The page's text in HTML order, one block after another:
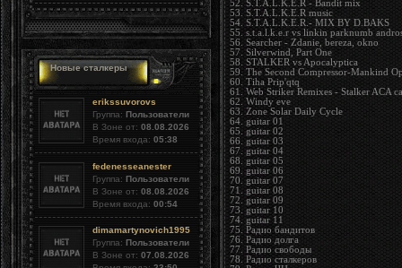
Новые сталкеры
erikssuvorovs
Группа: Пользователи
В Зоне от: 08.08.2026
Время входа: 05:38
fedenesseanester
Группа: Пользователи
В Зоне от: 08.08.2026
Время входа: 00:54
dimamartynovich1995
Группа: Пользователи
В Зоне от: 07.08.2026
52. S.T.A.L.K.E.R - Bandit mix
53. S.T.A.L.K.E.R music
54. S.T.A.L.K.E.R.- MIX BY D.BAKS
55. s.t.a.l.k.e.r vs linkin parknumb
56. Searcher - Zdanie, bereza, okno
57. Silverwind, Part One
58. STALKER vs Apocalyptica
59. The Second Compressor-Mankind
60. Tiha Prip'qtq
61. Web Striker Remixes - Stalker ACA
62. Windy eve
63. Zone Solar Daily Cycle
64. guitar 01
65. guitar 02
66. guitar 03
67. guitar 04
68. guitar 05
69. guitar 06
70. guitar 07
71. guitar 08
72. guitar 09
73. guitar 10
74. guitar 11
75. Радио бандитов
76. Радио долга
77. Радио свободы
78. Радио сталкеров